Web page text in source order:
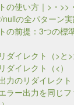
の使い方｜>・>>
の全パターン
の前提：3つの標
ダイレクト（>と
ダイレクト（<）
力のリダイレクト
ラー出力を同じ